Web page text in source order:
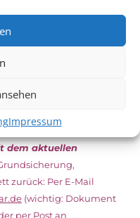
Impressum
aus und schicken
demaktuellen
zurück: Per E-Mail
(wichtig: Dokument
per Post an